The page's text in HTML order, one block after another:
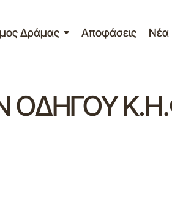
Δράμας Αποφάσεις Νέα